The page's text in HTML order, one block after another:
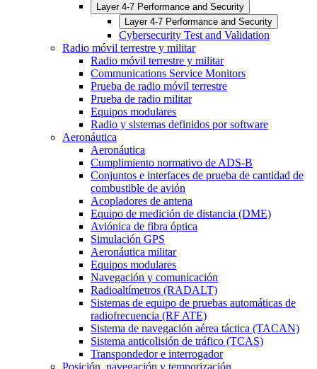
Layer 4-7 Performance and Security
Layer 4-7 Performance and Security
Cybersecurity Test and Validation
Radio móvil terrestre y militar
Radio móvil terrestre y militar
Communications Service Monitors
Prueba de radio móvil terrestre
Prueba de radio militar
Equipos modulares
Radio y sistemas definidos por software
Aeronáutica
Aeronáutica
Cumplimiento normativo de ADS-B
Conjuntos e interfaces de prueba de cantidad de
combustible de avión
Acopladores de antena
Equipo de medición de distancia (DME)
Aviónica de fibra óptica
Simulación GPS
Aeronáutica militar
Equipos modulares
Navegación y comunicación
Radioaltímetros (RADALT)
Sistemas de equipo de pruebas automáticas de
radiofrecuencia (RF ATE)
Sistema de navegación aérea táctica (TACAN)
Sistema anticolisión de tráfico (TCAS)
Transpondedor e interrogador